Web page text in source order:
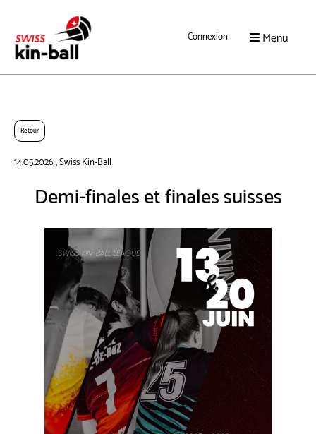
Connexion Menu
Retour
14.05.2026, Swiss Kin-Ball
Demi-finales et finales suisses